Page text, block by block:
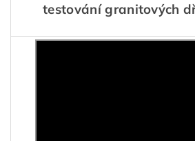
testování granitových